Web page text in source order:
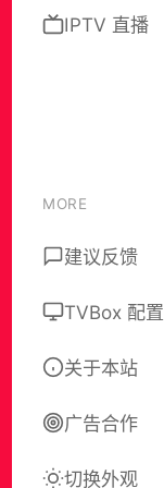
IPTV 直播
MORE
建议反馈
TVBox 配置
关于本站
广告合作
切换外观